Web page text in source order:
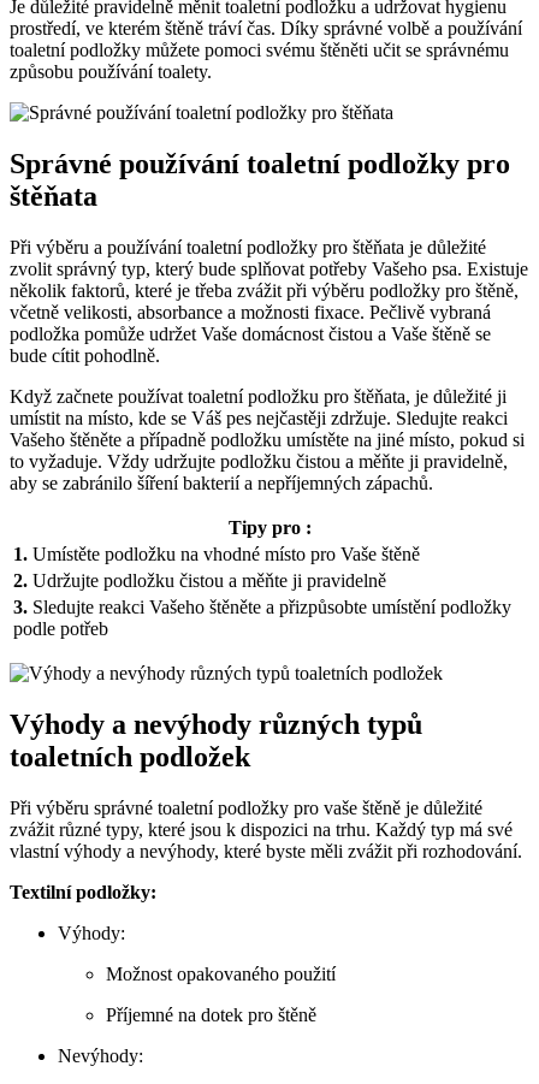
Je důležité pravidelně měnit toaletní podložku a udržovat hygienu
prostředí, ve kterém štěně tráví čas. Díky správné volbě a používání
toaletní podložky můžete pomoci svému štěněti učit se správnému
způsobu používání toalety.
Správné používání toaletní podložky pro
štěňata
Při výběru a používání toaletní podložky pro štěňata je důležité
zvolit správný typ, který bude splňovat potřeby Vašeho psa. Existuje
několik faktorů, které je třeba zvážit při výběru podložky pro štěně,
včetně velikosti, absorbance a možnosti fixace. Pečlivě vybraná
podložka pomůže udržet Vaše domácnost čistou a Vaše štěně se
bude cítit pohodlně.
Když začnete používat toaletní podložku pro štěňata, je důležité ji
umístit na místo, kde se Váš pes nejčastěji zdržuje. Sledujte reakci
Vašeho štěněte a případně podložku umístěte na jiné místo, pokud si
to vyžaduje. Vždy udržujte podložku čistou a měňte ji pravidelně,
aby se zabránilo šíření bakterií a nepříjemných zápachů.
Tipy pro :
1. Umístěte podložku na vhodné místo pro Vaše štěně
2. Udržujte podložku čistou a měňte ji pravidelně
3. Sledujte reakci Vašeho štěněte a přizpůsobte umístění podložky
podle potřeb
Výhody a nevýhody různých typů
toaletních podložek
Při výběru správné toaletní podložky pro vaše štěně je důležité
zvážit různé typy, které jsou k dispozici na trhu. Každý typ má své
vlastní výhody a nevýhody, které byste měli zvážit při rozhodování.
Textilní podložky:
Výhody:
Možnost opakovaného použití
Příjemné na dotek pro štěně
Nevýhody: